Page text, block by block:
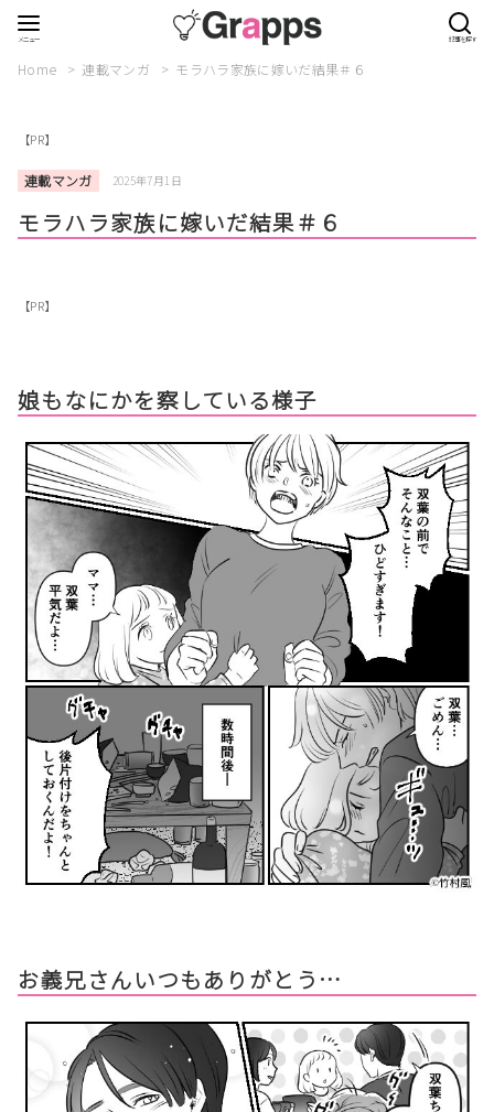
Home 連載マンガ モラハラ家族に嫁いだ結果＃６
【PR】
連載マンガ 2025年7月1日
モラハラ家族に嫁いだ結果＃６
【PR】
娘もなにかを察している様子
お義兄さんいつもありがとう…